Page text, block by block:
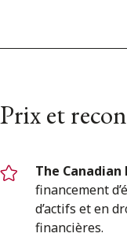
Prix et
The
financement
d’actifs et en
financières.